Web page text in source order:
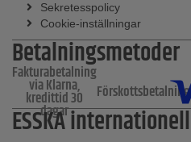
Sekretesspolicy
Cookie-inställningar
Betalningsmetoder
Fakturabetalning
via Klarna,
kredittid 30
dagar
Förskottsbetalning
ESSKA internationell